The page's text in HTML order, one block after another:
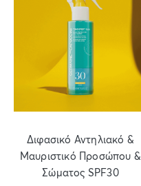
Διφασικό Αντηλιακό &
Μαυριστικό Προσώπου &
Σώματος SPF30